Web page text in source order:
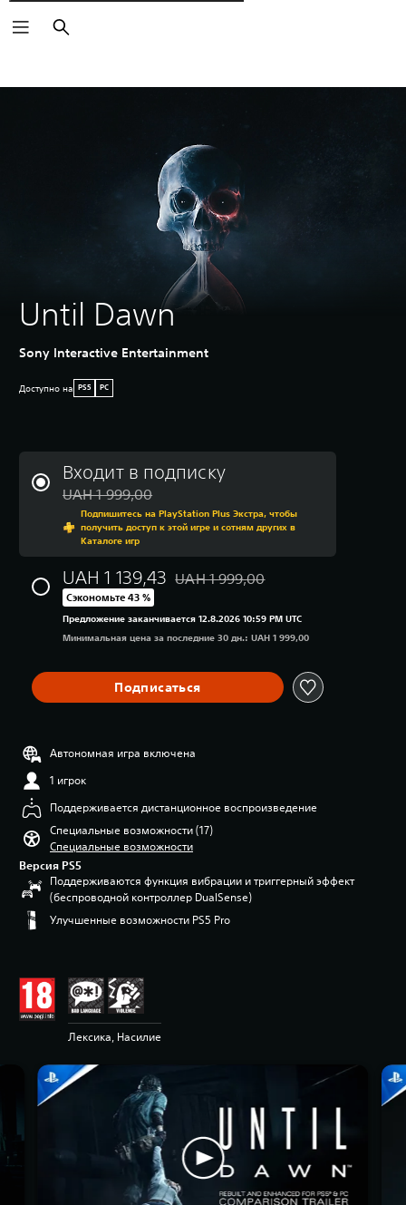
Поиск
Until Dawn
Sony Interactive Entertainment
Доступно на PS5 PC
Входит в подписку
UAH 1 999,00
Подпишитесь на PlayStation Plus Экстра, чтобы
получить доступ к этой игре и сотням других в
Каталоге игр
UAH 1 139,43 Скидка с исходной цены UAH 1
UAH 1 999,00
Сэкономьте 43 %
Предложение заканчивается 12.8.2026 10:59 PM UTC
Минимальная цена за последние 30 дн.: UAH 1 999,00
Подписаться
Автономная игра включена
1 игрок
Поддерживается дистанционное воспроизведение
Специальные возможности (17)
Специальные возможности
Версия PS5
Поддерживаются функция вибрации и триггерный эффект
(беспроводной контроллер DualSense)
Улучшенные возможности PS5 Pro
Лексика, Насилие